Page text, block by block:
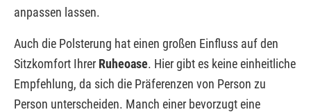
anpassen lassen.
Auch die Polsterung hat einen großen Einfluss auf den
Sitzkomfort Ihrer Ruheoase. Hier gibt es keine einheitliche
Empfehlung, da sich die Präferenzen von Person zu
Person unterscheiden. Manch einer bevorzugt eine